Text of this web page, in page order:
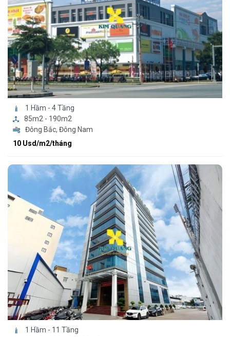
1 Hầm - 4 Tầng
85m2 - 190m2
Đông Bắc, Đông Nam
10 Usd/m2/tháng
1 Hầm - 11 Tầng